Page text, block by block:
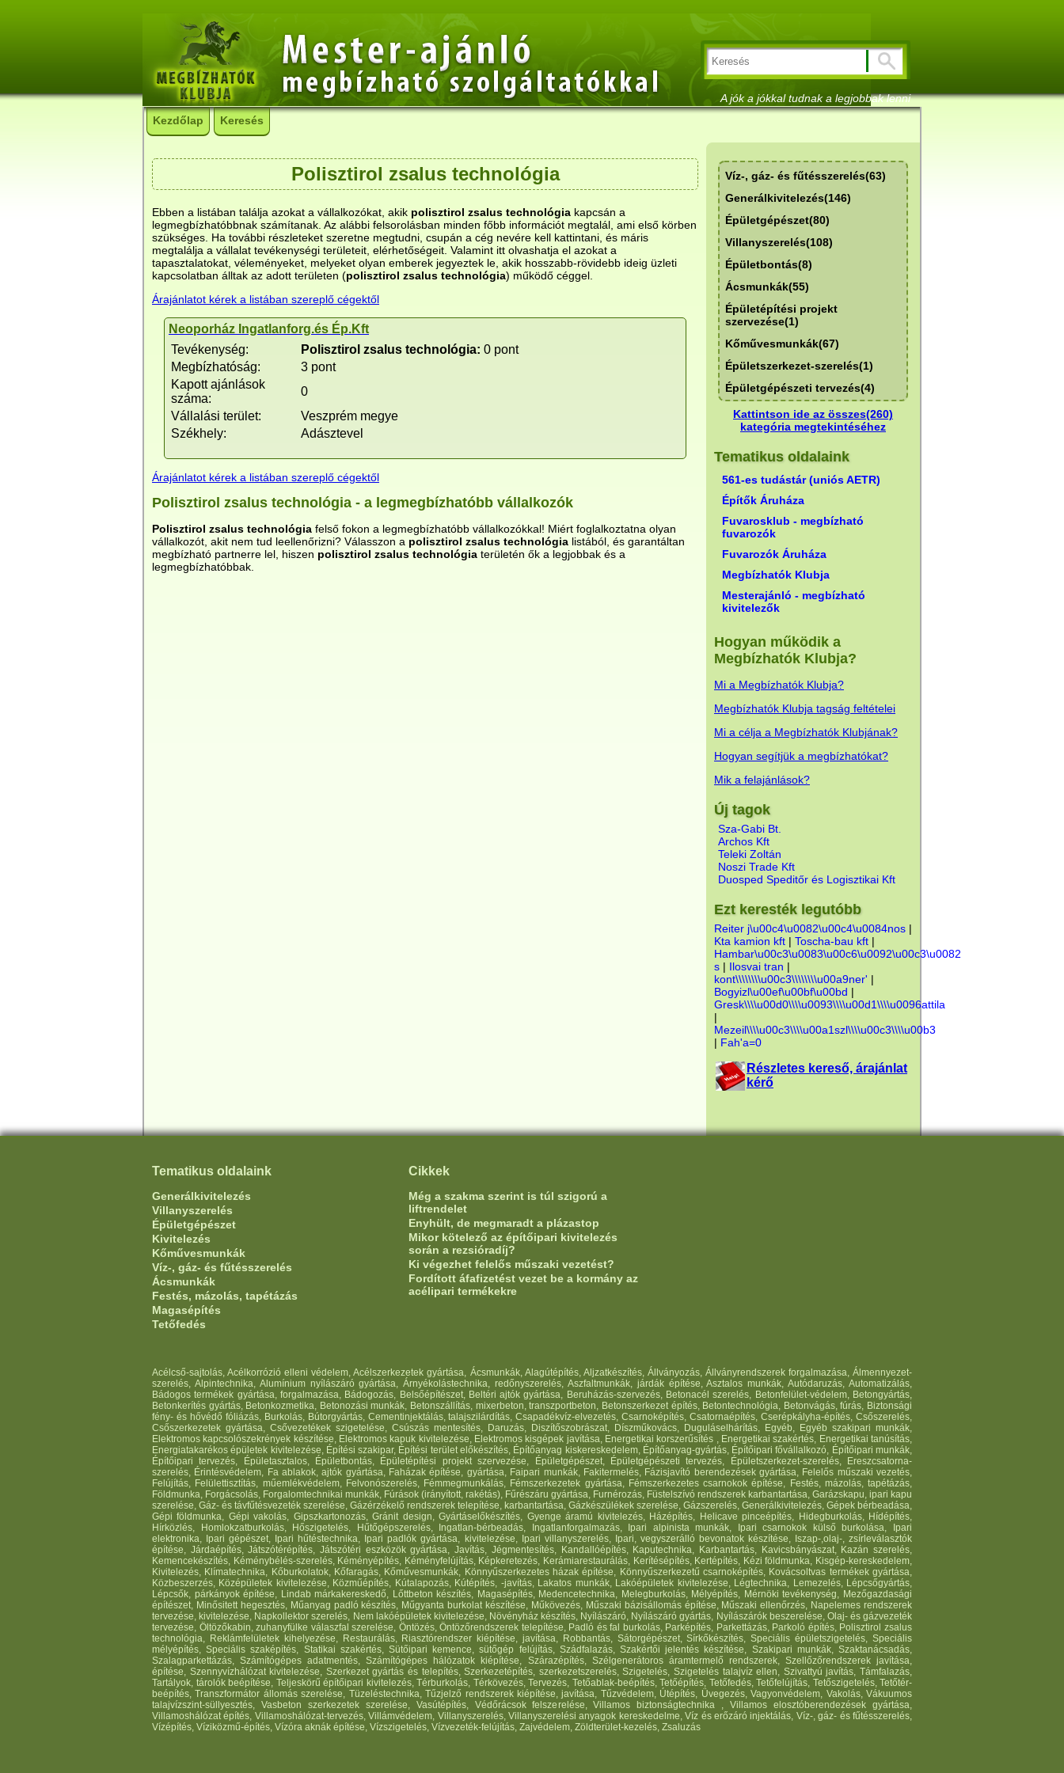
A jók a jókkal tudnak a legjobbak lenni
Kezdőlap
Keresés
Polisztirol zsalus technológia
Ebben a listában találja azokat a vállalkozókat, akik polisztirol zsalus technológia kapcsán a
legmegbízhatóbbnak számítanak. Az alábbi felsorolásban minden főbb információt megtalál, ami első körben
szükséges. Ha további részleteket szeretne megtudni, csupán a cég nevére kell kattintani, és máris
megtalálja a vállalat tevékenységi területeit, elérhetőségeit. Valamint itt olvashatja el azokat a
tapasztalatokat, véleményeket, melyeket olyan emberek jegyeztek le, akik hosszabb-rövidebb ideig üzleti
kapcsolatban álltak az adott területen (polisztirol zsalus technológia) működő céggel.
Árajánlatot kérek a listában szereplő cégektől
Neoporház Ingatlanforg.és Ép.Kft
Tevékenység:
Polisztirol zsalus technológia: 0 pont
Megbízhatóság:
3 pont
Kapott ajánlások
száma:
0
Vállalási terület:
Veszprém megye
Székhely:
Adásztevel
Árajánlatot kérek a listában szereplő cégektől
Polisztirol zsalus technológia - a legmegbízhatóbb vállalkozók
Polisztirol zsalus technológia felső fokon a legmegbízhatóbb vállalkozókkal! Miért foglalkoztatna olyan
vállalkozót, akit nem tud leellenőrizni? Válasszon a polisztirol zsalus technológia listából, és garantáltan
megbízható partnerre lel, hiszen polisztirol zsalus technológia területén ők a legjobbak és a
legmegbízhatóbbak.
Víz-, gáz- és fűtésszerelés(63)
Generálkivitelezés(146)
Épületgépészet(80)
Villanyszerelés(108)
Épületbontás(8)
Ácsmunkák(55)
Épületépítési projekt
szervezése(1)
Kőművesmunkák(67)
Épületszerkezet-szerelés(1)
Épületgépészeti tervezés(4)
Kattintson ide az összes(260)
kategória megtekintéséhez
Tematikus oldalaink
561-es tudástár (uniós AETR)
Építők Áruháza
Fuvarosklub - megbízható
fuvarozók
Fuvarozók Áruháza
Megbízhatók Klubja
Mesterajánló - megbízható
kivitelezők
Hogyan működik a
Megbízhatók Klubja?
Mi a Megbízhatók Klubja?
Megbízhatók Klubja tagság feltételei
Mi a célja a Megbízhatók Klubjának?
Hogyan segítjük a megbízhatókat?
Mik a felajánlások?
Új tagok
Sza-Gabi Bt.
Archos Kft
Teleki Zoltán
Noszi Trade Kft
Duosped Speditőr és Logisztikai Kft
Ezt keresték legutóbb
Reiter j\u00c4\u0082\u00c4\u0084nos |
Kta kamion kft | Toscha-bau kft |
Hambar\u00c3\u0083\u00c6\u0092\u00c3\u0082
s | Ilosvai tran |
kont\\\\\\\\u00c3\\\\\\\\u00a9ner' |
Bogyizl\u00ef\u00bf\u00bd |
Gresk\\\\u00d0\\\\u0093\\\\u00d1\\\\u0096attila
|
Mezeil\\\\u00c3\\\\u00a1szl\\\\u00c3\\\\u00b3
| Fah'a=0
Részletes kereső, árajánlat
kérő
Tematikus oldalaink
Generálkivitelezés
Villanyszerelés
Épületgépészet
Kivitelezés
Kőművesmunkák
Víz-, gáz- és fűtésszerelés
Ácsmunkák
Festés, mázolás, tapétázás
Magasépítés
Tetőfedés
Cikkek
Még a szakma szerint is túl szigorú a
liftrendelet
Enyhült, de megmaradt a plázastop
Mikor kötelező az építőipari kivitelezés
során a rezsióradíj?
Ki végezhet felelős műszaki vezetést?
Fordított áfafizetést vezet be a kormány az
acélipari termékekre
Acélcső-sajtolás, Acélkorrózió elleni védelem, Acélszerkezetek gyártása, Ácsmunkák, Alagútépítés, Aljzatkészítés, Állványozás, Állványrendszerek forgalmazása, Álmennyezet-
szerelés, Alpintechnika, Alumínium nyílászáró gyártása, Árnyékolástechnika, redőnyszerelés, Aszfaltmunkák, járdák építése, Asztalos munkák, Autódaruzás, Automatizálás,
Bádogos termékek gyártása, forgalmazása, Bádogozás, Belsőépítészet, Beltéri ajtók gyártása, Beruházás-szervezés, Betonacél szerelés, Betonfelület-védelem, Betongyártás,
Betonkerítés gyártás, Betonkozmetika, Betonozási munkák, Betonszállítás, mixerbeton, transzportbeton, Betonszerkezet építés, Betontechnológia, Betonvágás, fúrás, Biztonsági
fény- és hővédő fóliázás, Burkolás, Bútorgyártás, Cementinjektálás, talajszilárdítás, Csapadékvíz-elvezetés, Csarnoképítés, Csatornaépítés, Cserépkályha-építés, Csőszerelés,
Csőszerkezetek gyártása, Csővezetékek szigetelése, Csúszás mentesítés, Daruzás, Diszítőszobrászat, Díszműkovács, Duguláselhárítás, Egyéb, Egyéb szakipari munkák,
Elektromos kapcsolószekrények készítése, Elektromos kapuk kivitelezése, Elektromos kisgépek javítása, Energetikai korszerűsítés , Energetikai szakértés, Energetikai tanúsítás,
Energiatakarékos épületek kivitelezése, Építési szakipar, Építési terület előkészítés, Építőanyag kiskereskedelem, Építőanyag-gyártás, Építőipari fővállalkozó, Építőipari munkák,
Építőipari tervezés, Épületasztalos, Épületbontás, Épületépítési projekt szervezése, Épületgépészet, Épületgépészeti tervezés, Épületszerkezet-szerelés, Ereszcsatorna-
szerelés, Érintésvédelem, Fa ablakok, ajtók gyártása, Faházak építése, gyártása, Faipari munkák, Fakitermelés, Fázisjavító berendezések gyártása, Felelős műszaki vezetés,
Felújítás, Felülettisztítás, műemlékvédelem, Felvonószerelés, Fémmegmunkálás, Fémszerkezetek gyártása, Fémszerkezetes csarnokok építése, Festés, mázolás, tapétázás,
Földmunka, Forgácsolás, Forgalomtechnikai munkák, Fúrások (irányított, rakétás), Fűrészáru gyártása, Furnérozás, Füstelszívó rendszerek karbantartása, Garázskapu, ipari kapu
szerelése, Gáz- és távfűtésvezeték szerelése, Gázérzékelő rendszerek telepítése, karbantartása, Gázkészülékek szerelése, Gázszerelés, Generálkivitelezés, Gépek bérbeadása,
Gépi földmunka, Gépi vakolás, Gipszkartonozás, Gránit design, Gyártáselőkészítés, Gyenge áramú kivitelezés, Házépítés, Helicave pinceépítés, Hidegburkolás, Hídépítés,
Hírközlés, Homlokzatburkolás, Hőszigetelés, Hűtőgépszerelés, Ingatlan-bérbeadás, Ingatlanforgalmazás, Ipari alpinista munkák, Ipari csarnokok külső burkolása, Ipari
elektronika, Ipari gépészet, Ipari hűtéstechnika, Ipari padlók gyártása, kivitelezése, Ipari villanyszerelés, Ipari, vegyszerálló bevonatok készítése, Iszap-,olaj-, zsírleválasztók
építése, Járdaépítés, Játszótérépítés, Játszótéri eszközök gyártása, Javítás, Jégmentesítés, Kandallóépítés, Kaputechnika, Karbantartás, Kavicsbányászat, Kazán szerelés,
Kemencekészítés, Kéménybélés-szerelés, Kéményépítés, Kéményfelújítás, Képkeretezés, Kerámiarestaurálás, Kerítésépítés, Kertépítés, Kézi földmunka, Kisgép-kereskedelem,
Kivitelezés, Klímatechnika, Kőburkolatok, Kőfaragás, Kőművesmunkák, Könnyűszerkezetes házak építése, Könnyűszerkezetű csarnoképítés, Kovácsoltvas termékek gyártása,
Közbeszerzés, Középületek kivitelezése, Közműépítés, Kútalapozás, Kútépítés, -javítás, Lakatos munkák, Lakóépületek kivitelezése, Légtechnika, Lemezelés, Lépcsőgyártás,
Lépcsők, párkányok építése, Lindab márkakereskedő, Lőttbeton készítés, Magasépítés, Medencetechnika, Melegburkolás, Mélyépítés, Mérnöki tevékenység, Mezőgazdasági
építészet, Minősitett hegesztés, Műanyag padló készítés, Műgyanta burkolat készítése, Műkövezés, Műszaki bázisállomás építése, Műszaki ellenőrzés, Napelemes rendszerek
tervezése, kivitelezése, Napkollektor szerelés, Nem lakóépületek kivitelezése, Növényház készítés, Nyílászáró, Nyílászáró gyártás, Nyílászárók beszerelése, Olaj- és gázvezeték
tervezése, Öltözőkabin, zuhanyfülke válaszfal szerelése, Öntözés, Öntözőrendszerek telepítése, Padló és fal burkolás, Parképítés, Parkettázás, Parkoló építés, Polisztirol zsalus
technológia, Reklámfelületek kihelyezése, Restaurálás, Riasztórendszer kiépítése, javítása, Robbantás, Sátorgépészet, Sírkőkészítés, Speciális épületszigetelés, Speciális
mélyépítés, Speciális szaképítés, Statikai szakértés, Sütőipari kemence, sütőgép felújítás, Szádfalazás, Szakértői jelentés készítése, Szakipari munkák, Szaktanácsadás,
Szalagparkettázás, Számítógépes adatmentés, Számítógépes hálózatok kiépítése, Szárazépítés, Szélgenerátoros áramtermelő rendszerek, Szellőzőrendszerek javítása,
építése, Szennyvízhálózat kivitelezése, Szerkezet gyártás és telepítés, Szerkezetépítés, szerkezetszerelés, Szigetelés, Szigetelés talajvíz ellen, Szivattyú javítás, Támfalazás,
Tartályok, tárolók beépítése, Teljeskörű építőipari kivitelezés, Térburkolás, Térkövezés, Tervezés, Tetőablak-beépítés, Tetőépítés, Tetőfedés, Tetőfelújítás, Tetőszigetelés, Tetőtér-
beépítés, Transzformátor állomás szerelése, Tüzeléstechnika, Tűzjelző rendszerek kiépítése, javítása, Tűzvédelem, Útépítés, Üvegezés, Vagyonvédelem, Vakolás, Vákuumos
talajvízszint-süllyesztés, Vasbeton szerkezetek szerelése, Vasútépítés, Védőrácsok felszerelése, Villamos biztonságtechnika , Villamos elosztóberendezések gyártása,
Villamoshálózat építés, Villamoshálózat-tervezés, Villámvédelem, Villanyszerelés, Villanyszerelési anyagok kereskedelme, Víz és erőzáró injektálás, Víz-, gáz- és fűtésszerelés,
Vízépítés, Víziközmű-építés, Vízóra aknák építése, Vízszigetelés, Vízvezeték-felújítás, Zajvédelem, Zöldterület-kezelés, Zsaluzás